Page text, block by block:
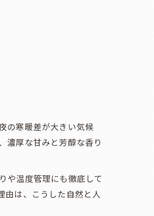
の寒暖差が大きい気候
濃厚な甘みと芳醇な香り
や温度管理にも徹底して
由は、こうした自然と人